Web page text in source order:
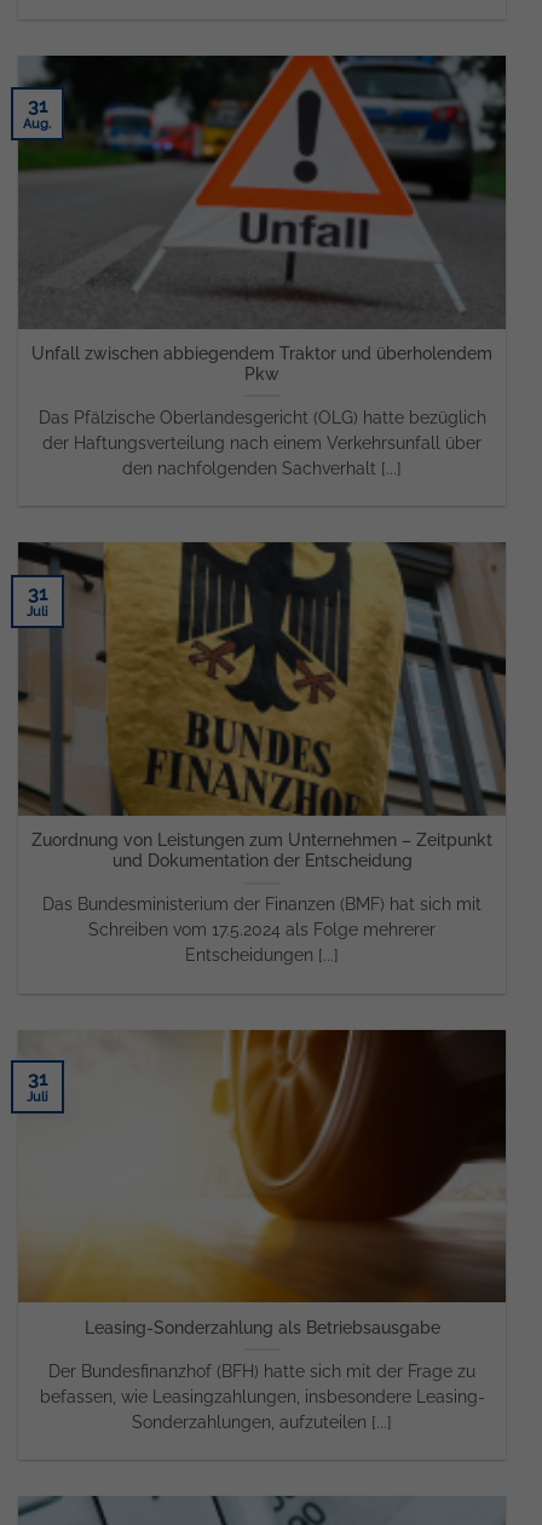
Unfall zwischen abbiegendem Traktor und überholendem
Pkw
Das Pfälzische Oberlandesgericht (OLG) hatte bezüglich
der Haftungsverteilung nach einem Verkehrsunfall über
den nachfolgenden Sachverhalt [...]
31
Aug.
Zuordnung von Leistungen zum Unternehmen – Zeitpunkt
und Dokumentation der Entscheidung
Das Bundesministerium der Finanzen (BMF) hat sich mit
Schreiben vom 17.5.2024 als Folge mehrerer
Entscheidungen [...]
31
Juli
Leasing-Sonderzahlung als Betriebsausgabe
Der Bundesfinanzhof (BFH) hatte sich mit der Frage zu
befassen, wie Leasingzahlungen, insbesondere Leasing-
Sonderzahlungen, aufzuteilen [...]
31
Juli